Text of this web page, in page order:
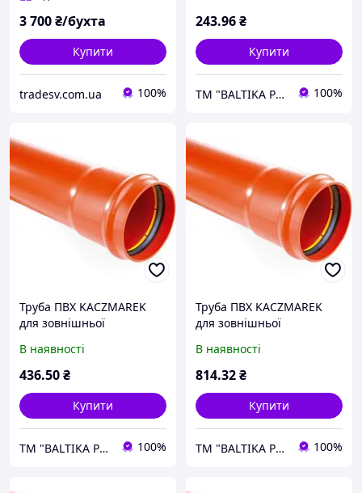
3 700₴/бухта
Купити
tradesv.com.ua 100%
243.96₴
Купити
ТM "BALTIKA PLUS" 100%
Труба ПВХ KACZMAREK
для зовнішньої
160Х3,2Х1000 мм
В наявності
436.50₴
Купити
ТM "BALTIKA PLUS" 100%
Труба ПВХ KACZMAREK
для зовнішньої
160Х3,2Х2000 мм
В наявності
814.32₴
Купити
ТM "BALTIKA PLUS" 100%